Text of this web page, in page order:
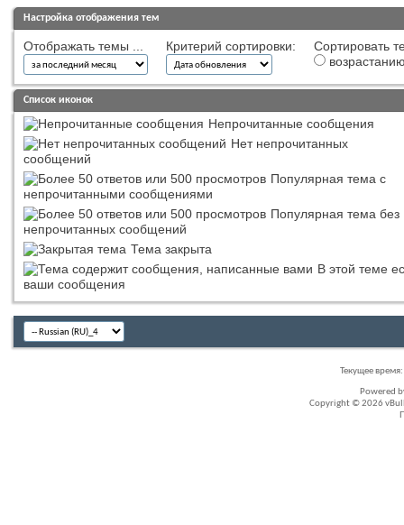
Настройка отображения тем
Отображать темы ... Критерий сортировки:
Сортировать
Список иконок
Непрочитанные сообщения
Нет непрочитанных
сообщений
Популярная тема с
непрочитанными сообщениями
Популярная тема без
непрочитанных сообщений
Тема закрыта
В этой теме
ваши сообщения
Текущее время:
Powered
Copyright © 2026